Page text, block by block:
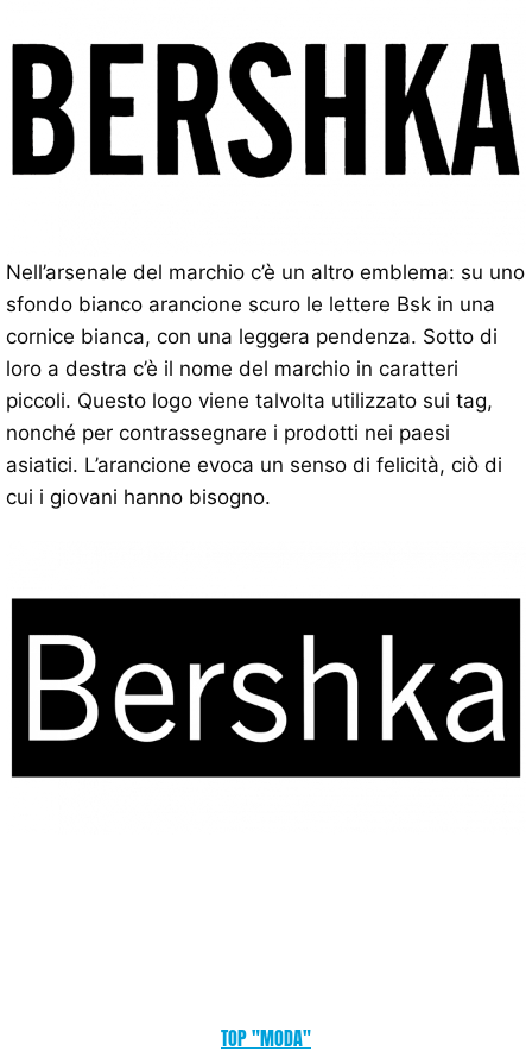
Nell’arsenale del marchio c’è un altro emblema: su uno
sfondo bianco arancione scuro le lettere Bsk in una
cornice bianca, con una leggera pendenza. Sotto di
loro a destra c’è il nome del marchio in caratteri
piccoli. Questo logo viene talvolta utilizzato sui tag,
nonché per contrassegnare i prodotti nei paesi
asiatici. L’arancione evoca un senso di felicità, ciò di
cui i giovani hanno bisogno.
TOP "MODA"